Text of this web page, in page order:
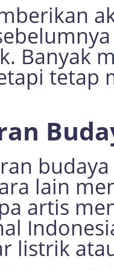
Banyak
tetap
lain
artis
listrik